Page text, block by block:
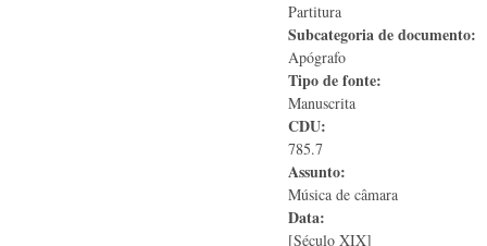
Partitura
Subcategoria de documento:
Apógrafo
Tipo de fonte:
Manuscrita
CDU:
785.7
Assunto:
Música de câmara
Data:
[Século XIX]